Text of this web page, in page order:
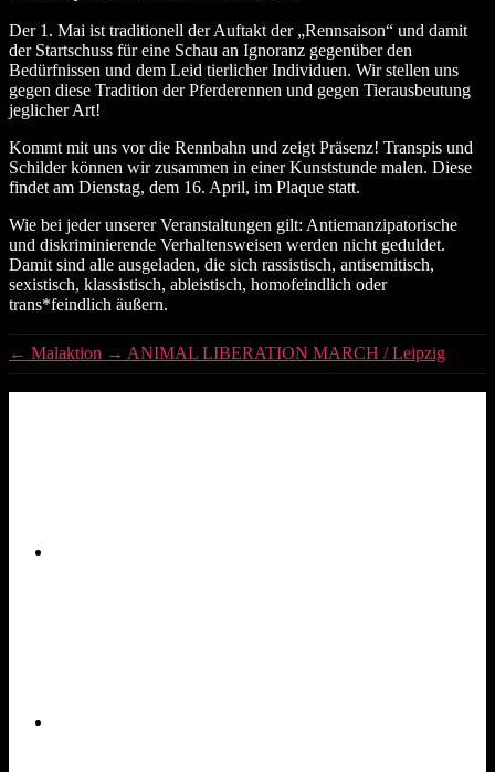
Der 1. Mai ist traditionell der Auftakt der „Rennsaison“ und damit
der Startschuss für eine Schau an Ignoranz gegenüber den
Bedürfnissen und dem Leid tierlicher Individuen. Wir stellen uns
gegen diese Tradition der Pferderennen und gegen Tierausbeutung
jeglicher Art!
Kommt mit uns vor die Rennbahn und zeigt Präsenz! Transpis und
Schilder können wir zusammen in einer Kunststunde malen. Diese
findet am Dienstag, dem 16. April, im Plaque statt.
Wie bei jeder unserer Veranstaltungen gilt: Antiemanzipatorische
und diskriminierende Verhaltensweisen werden nicht geduldet.
Damit sind alle ausgeladen, die sich rassistisch, antisemitisch,
sexistisch, klassistisch, ableistisch, homofeindlich oder
trans*feindlich äußern.
← Malaktion → ANIMAL LIBERATION MARCH / Leipzig